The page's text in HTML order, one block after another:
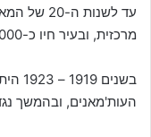
עד
מרכזית, ובעיר חיו כ-30,000 תושבים.
העות'מאנים, ובהמשך